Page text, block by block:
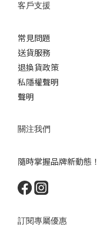
客戶支援
常見問題
送貨服務
退換貨政策
私隱權聲明
聲明
關注我們
隨時掌握品牌新動態！
訂閱專屬優惠